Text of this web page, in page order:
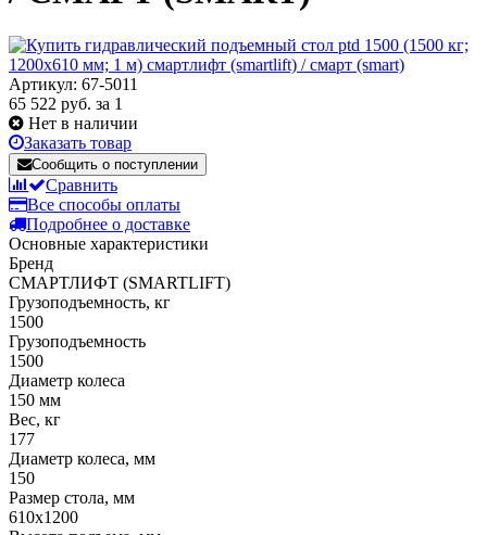
Артикул: 67-5011
65 522 руб. за 1
Нет в наличии
Заказать товар
Сообщить о поступлении
Сравнить
Все способы оплаты
Подробнее о доставке
Основные характеристики
Бренд
СМАРТЛИФТ (SMARTLIFT)
Грузоподъемность, кг
1500
Грузоподъемность
1500
Диаметр колеса
150 мм
Вес, кг
177
Диаметр колеса, мм
150
Размер стола, мм
610x1200